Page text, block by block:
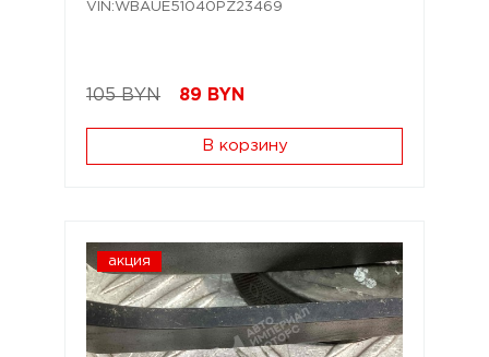
VIN:WBAUE51040PZ23469
105 BYN 89 BYN
В корзину
акция